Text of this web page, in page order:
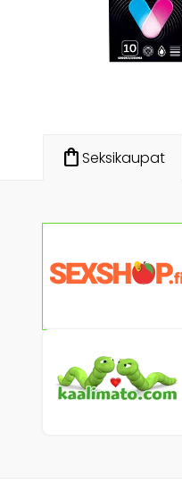
shopping_bagSeksikaupat